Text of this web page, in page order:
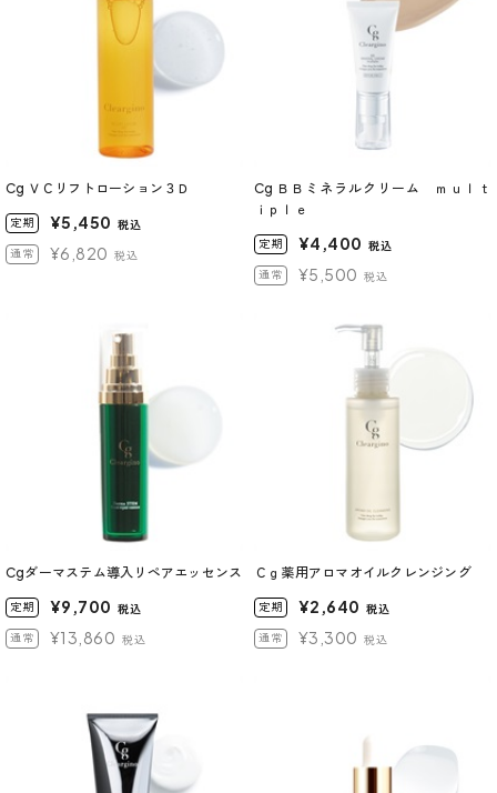
Cg ＶＣリフトローション３Ｄ
定期 ¥5,450 税込
通常 ¥6,820 税込
Cg ＢＢミネラルクリーム ｍｕｌｔ
ｉｐｌｅ
定期 ¥4,400 税込
通常 ¥5,500 税込
Cgダーマステム導入リペアエッセンス
定期 ¥9,700 税込
通常 ¥13,860 税込
Ｃｇ薬用アロマオイルクレンジング
定期 ¥2,640 税込
通常 ¥3,300 税込